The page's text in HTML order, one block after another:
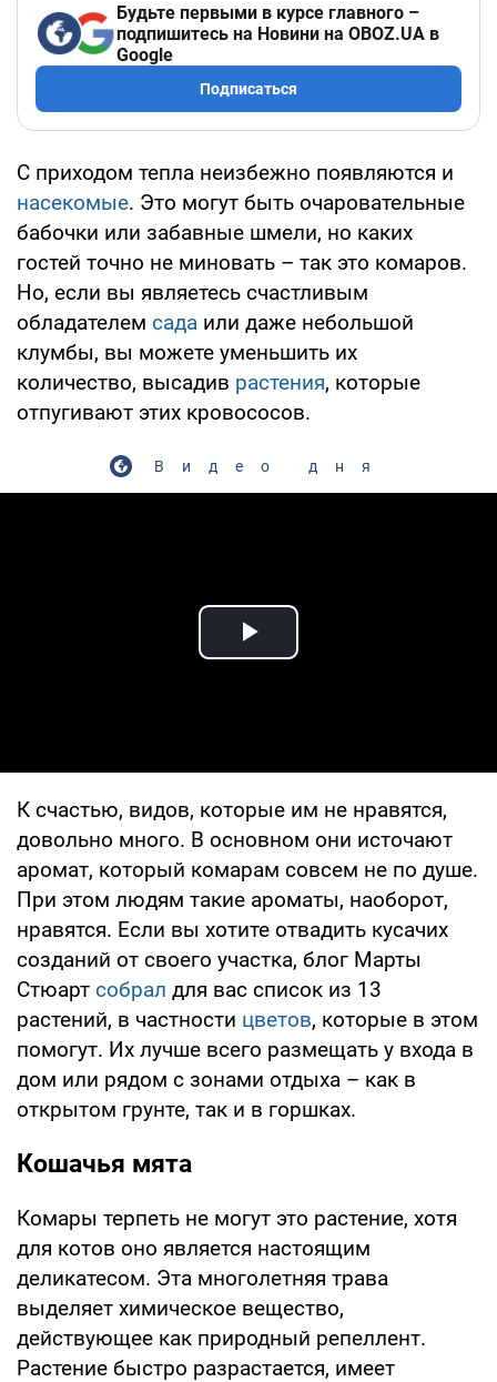
Будьте первыми в курсе главного –
подпишитесь на Новини на OBOZ.UA в
Google
Подписаться
С приходом тепла неизбежно появляются и
насекомые. Это могут быть очаровательные
бабочки или забавные шмели, но каких
гостей точно не миновать – так это комаров.
Но, если вы являетесь счастливым
обладателем сада или даже небольшой
клумбы, вы можете уменьшить их
количество, высадив растения, которые
отпугивают этих кровососов.
Видео дня
Play Video
К счастью, видов, которые им не нравятся,
довольно много. В основном они источают
аромат, который комарам совсем не по душе.
При этом людям такие ароматы, наоборот,
нравятся. Если вы хотите отвадить кусачих
созданий от своего участка, блог Марты
Стюарт собрал для вас список из 13
растений, в частности цветов, которые в этом
помогут. Их лучше всего размещать у входа в
дом или рядом с зонами отдыха – как в
открытом грунте, так и в горшках.
Кошачья мята
Комары терпеть не могут это растение, хотя
для котов оно является настоящим
деликатесом. Эта многолетняя трава
выделяет химическое вещество,
действующее как природный репеллент.
Растение быстро разрастается, имеет